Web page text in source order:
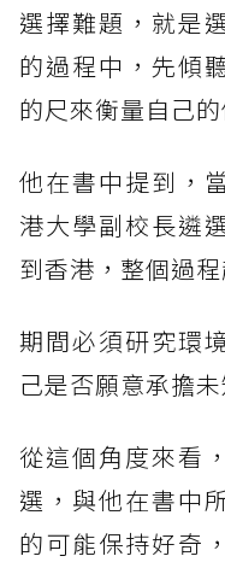
選擇難題，就是
的過程中，先傾
的尺來衡量自己的
他在書中提到，
港大學副校長遴
到香港，整個過程
期間必須研究環
己是否願意承擔
從這個角度來看
選，與他在書中
的可能保持好奇